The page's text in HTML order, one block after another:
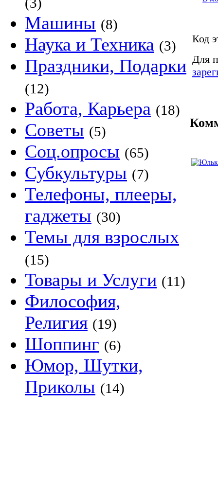
Машины (8)
Наука и Техника (3)
Праздники, Подарки
(12)
Работа, Карьера (18)
Советы (5)
Соц.опросы (65)
Субкультуры (7)
Телефоны, плееры,
гаджеты (30)
Темы для взрослых
(15)
Товары и Услуги (11)
Философия,
Религия (19)
Шоппинг (6)
Юмор, Шутки,
Приколы (14)
Код
Для